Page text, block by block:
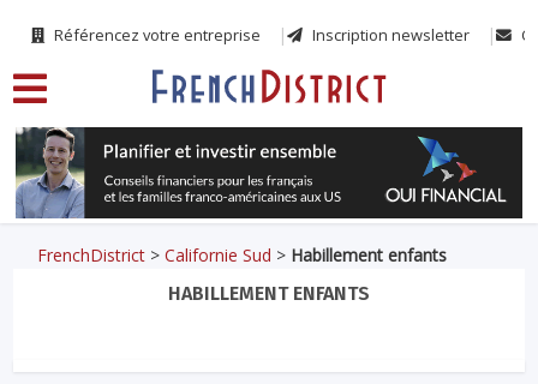
Référencez votre entreprise Inscription newsletter
FrenchDistrict >Californie Sud > Habillement enfants
HABILLEMENT ENFANTS